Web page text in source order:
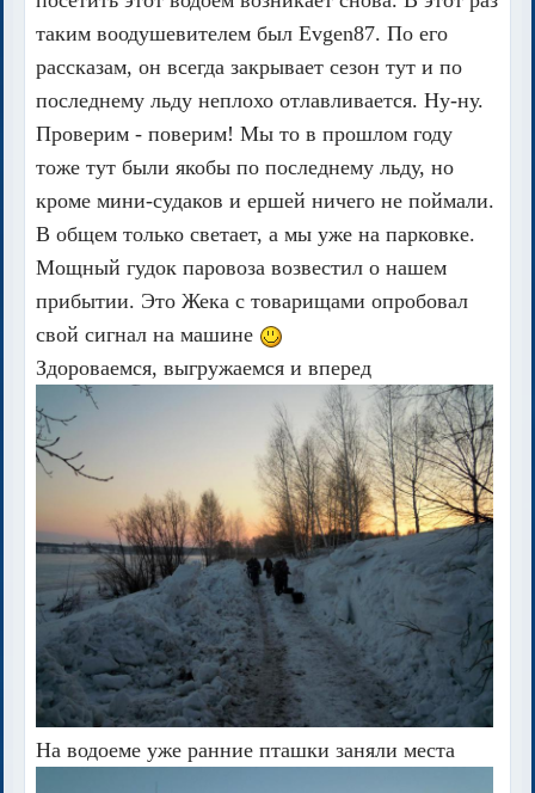
таким воодушевителем был Evgen87. По его
рассказам, он всегда закрывает сезон тут и по
последнему льду неплохо отлавливается. Ну-ну.
Проверим - поверим! Мы то в прошлом году
тоже тут были якобы по последнему льду, но
кроме мини-судаков и ершей ничего не поймали.
В общем только светает, а мы уже на парковке.
Мощный гудок паровоза возвестил о нашем
прибытии. Это Жека с товарищами опробовал
свой сигнал на машине
Здороваемся, выгружаемся и вперед
На водоеме уже ранние пташки заняли места